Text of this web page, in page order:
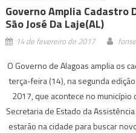
Governo Amplia Cadastro
São José Da Laje(AL)
14 de fevereiro de 2017
O Governo de Alagoas amplia os
terça-feira (14), na segunda
2017, que acontece no município
Secretaria de Estado da
estarão na cidade para buscar